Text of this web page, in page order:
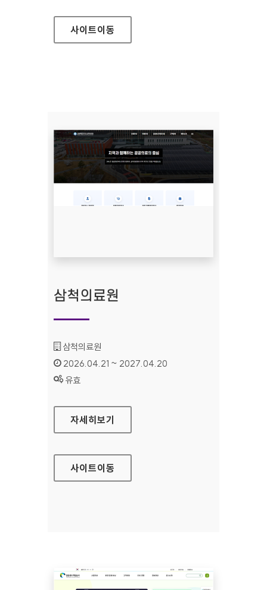
사이트이동
삼척의료원
기관명 :
삼척의료원
인증기간 :
2026.04.21 ~ 2027.04.20
상태 :
유효
삼척의료원
자세히보기
사이트이동